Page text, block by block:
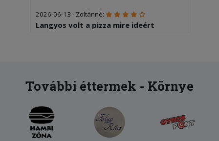
2026-06-13 - Zoltánné:
Langyos volt a pizza mire ideért
kaotikus ( még ez is belefér) Most
négyest tudok adni...
2026-05-11 - :
Gyors kiszállítás, segítőkész futár. Csak
ajánlani tudom.
További éttermek - Környe